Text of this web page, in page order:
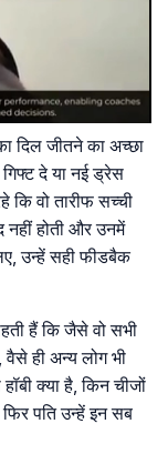
दिल जीतने का अच्छा
दे या नई ड्रेस
वो तारीफ सच्ची
नहीं होती और उनमें
उन्हें सही फीडबैक
हैं कि जैसे वो सभी
ही अन्य लोग भी
क्या है, किन चीजों
पति उन्हें इन सब